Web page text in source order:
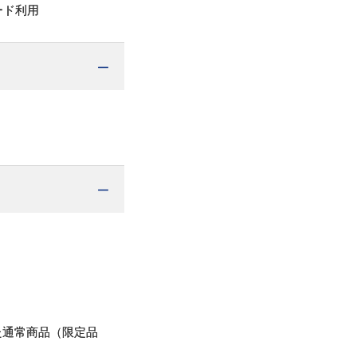
利用
常商品（限定品